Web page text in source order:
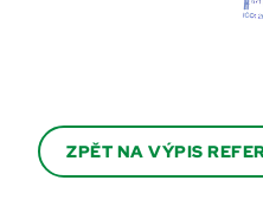
ZPĚT NA VÝPIS